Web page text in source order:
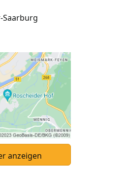
Saarburg
anzeigen